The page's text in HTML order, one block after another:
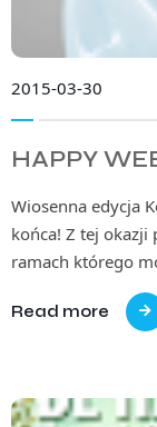
2015-03-30
HAPPY
Wiosenna edycja
końca! Z tej okazji
ramach którego
Read more